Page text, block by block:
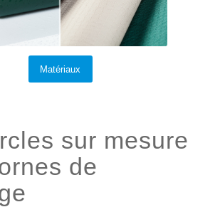
Matériaux
sur mesure
de